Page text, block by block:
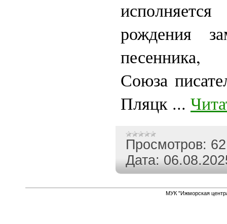
рождения
песенника,
Союза
Пляцк ...
Просмотров: 62
Дата:
МУК "Ижморская